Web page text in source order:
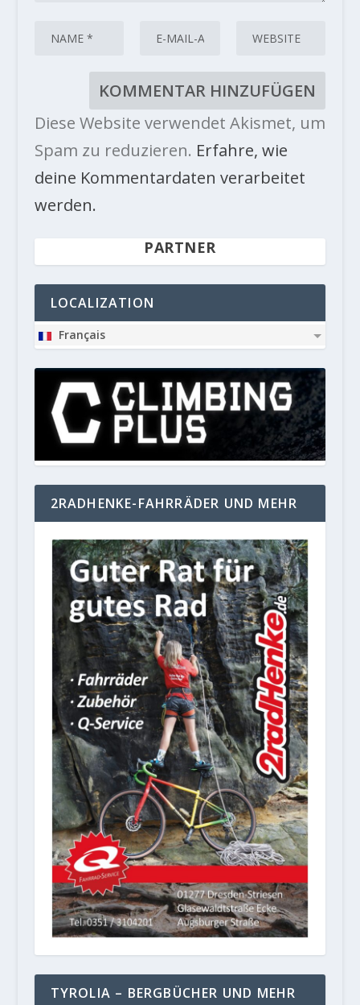
Diese Website verwendet Akismet, um
Spam zu reduzieren. Erfahre, wie
deine Kommentardaten verarbeitet
werden.
PARTNER
LOCALIZATION
Français
2RADHENKE-FAHRRÄDER UND MEHR
TYROLIA – BERGBÜCHER UND MEHR